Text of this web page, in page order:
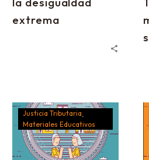
extrema
Justicia Tributaria
Materiales Educativos